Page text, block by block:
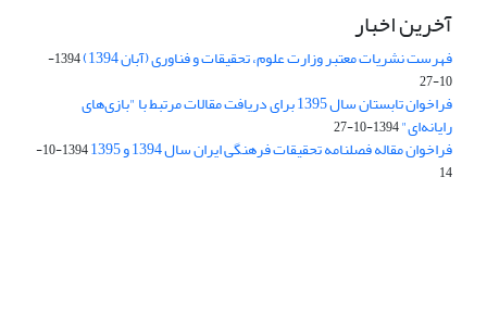
آخرین اخبار
فهرست نشریات معتبر وزارت علوم، تحقیقات و فناوری (آبان 1394)
1394-
10-27
فراخوان تابستان سال 1395 برای دریافت مقالات مرتبط با "بازی‌های
رایانه‌ای"1394-10-27
فراخوان مقاله فصلنامه تحقیقات فرهنگی ایران سال 1394 و 1395
1394-10-
14